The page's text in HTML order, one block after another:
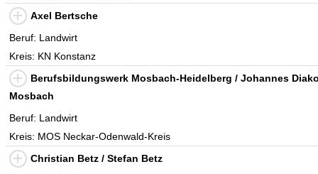
Axel Bertsche
Beruf: Landwirt
Kreis: KN Konstanz
Berufsbildungswerk Mosbach-Heidelberg / Johannes
Mosbach
Beruf: Landwirt
Kreis: MOS Neckar-Odenwald-Kreis
Christian Betz / Stefan Betz